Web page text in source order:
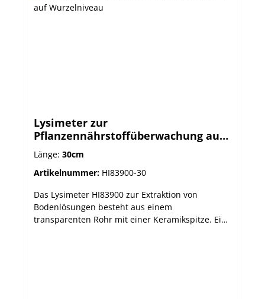
Lysimeter zur
Pflanzennährstoffüberwachung auf
Wurzelniveau
Länge: 30cm
Artikelnummer: HI83900-30
Das Lysimeter HI83900 zur Extraktion von
Bodenlösungen besteht aus einem
transparenten Rohr mit einer Keramikspitze. Ein